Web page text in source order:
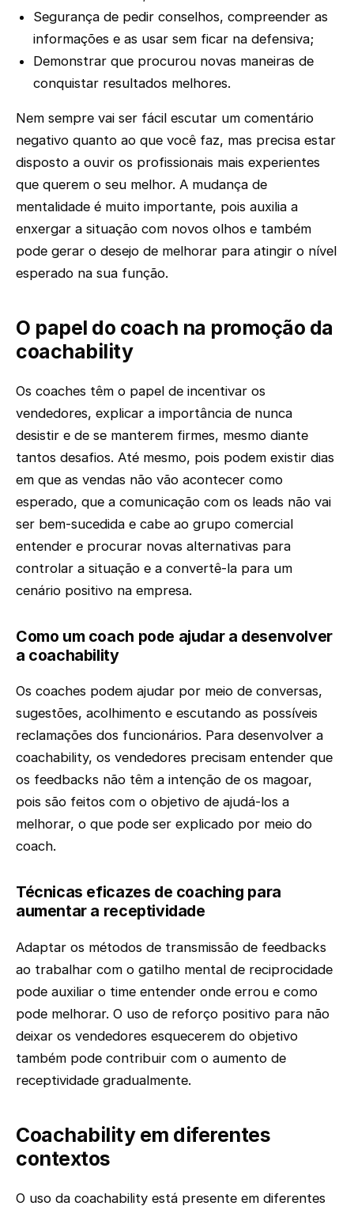
Segurança de pedir conselhos, compreender as
informações e as usar sem ficar na defensiva;
Demonstrar que procurou novas maneiras de
conquistar resultados melhores.
Nem sempre vai ser fácil escutar um comentário
negativo quanto ao que você faz, mas precisa estar
disposto a ouvir os profissionais mais experientes
que querem o seu melhor. A mudança de
mentalidade é muito importante, pois auxilia a
enxergar a situação com novos olhos e também
pode gerar o desejo de melhorar para atingir o nível
esperado na sua função.
O papel do coach na promoção da
coachability
Os coaches têm o papel de incentivar os
vendedores, explicar a importância de nunca
desistir e de se manterem firmes, mesmo diante
tantos desafios. Até mesmo, pois podem existir dias
em que as vendas não vão acontecer como
esperado, que a comunicação com os leads não vai
ser bem-sucedida e cabe ao grupo comercial
entender e procurar novas alternativas para
controlar a situação e a convertê-la para um
cenário positivo na empresa.
Como um coach pode ajudar a desenvolver
a coachability
Os coaches podem ajudar por meio de conversas,
sugestões, acolhimento e escutando as possíveis
reclamações dos funcionários. Para desenvolver a
coachability, os vendedores precisam entender que
os feedbacks não têm a intenção de os magoar,
pois são feitos com o objetivo de ajudá-los a
melhorar, o que pode ser explicado por meio do
coach.
Técnicas eficazes de coaching para
aumentar a receptividade
Adaptar os métodos de transmissão de feedbacks
ao trabalhar com o gatilho mental de reciprocidade
pode auxiliar o time entender onde errou e como
pode melhorar. O uso de reforço positivo para não
deixar os vendedores esquecerem do objetivo
também pode contribuir com o aumento de
receptividade gradualmente.
Coachability em diferentes
contextos
O uso da coachability está presente em diferentes